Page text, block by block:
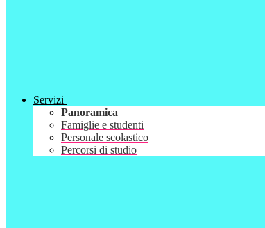
Servizi
Panoramica
Famiglie e studenti
Personale scolastico
Percorsi di studio